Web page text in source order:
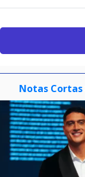
Notas Cortas